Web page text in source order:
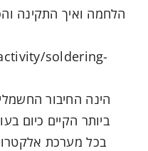
הלחמה ואיך התקינה
soldering-
ביותר הקיים כיום
בכל מערכת